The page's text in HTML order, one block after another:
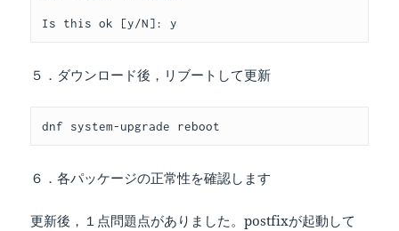
Is this ok [y/N]: y
５．ダウンロード後，リブートして更新
dnf system-upgrade reboot
６．各パッケージの正常性を確認します
更新後，１点問題点がありました。postfixが起動して